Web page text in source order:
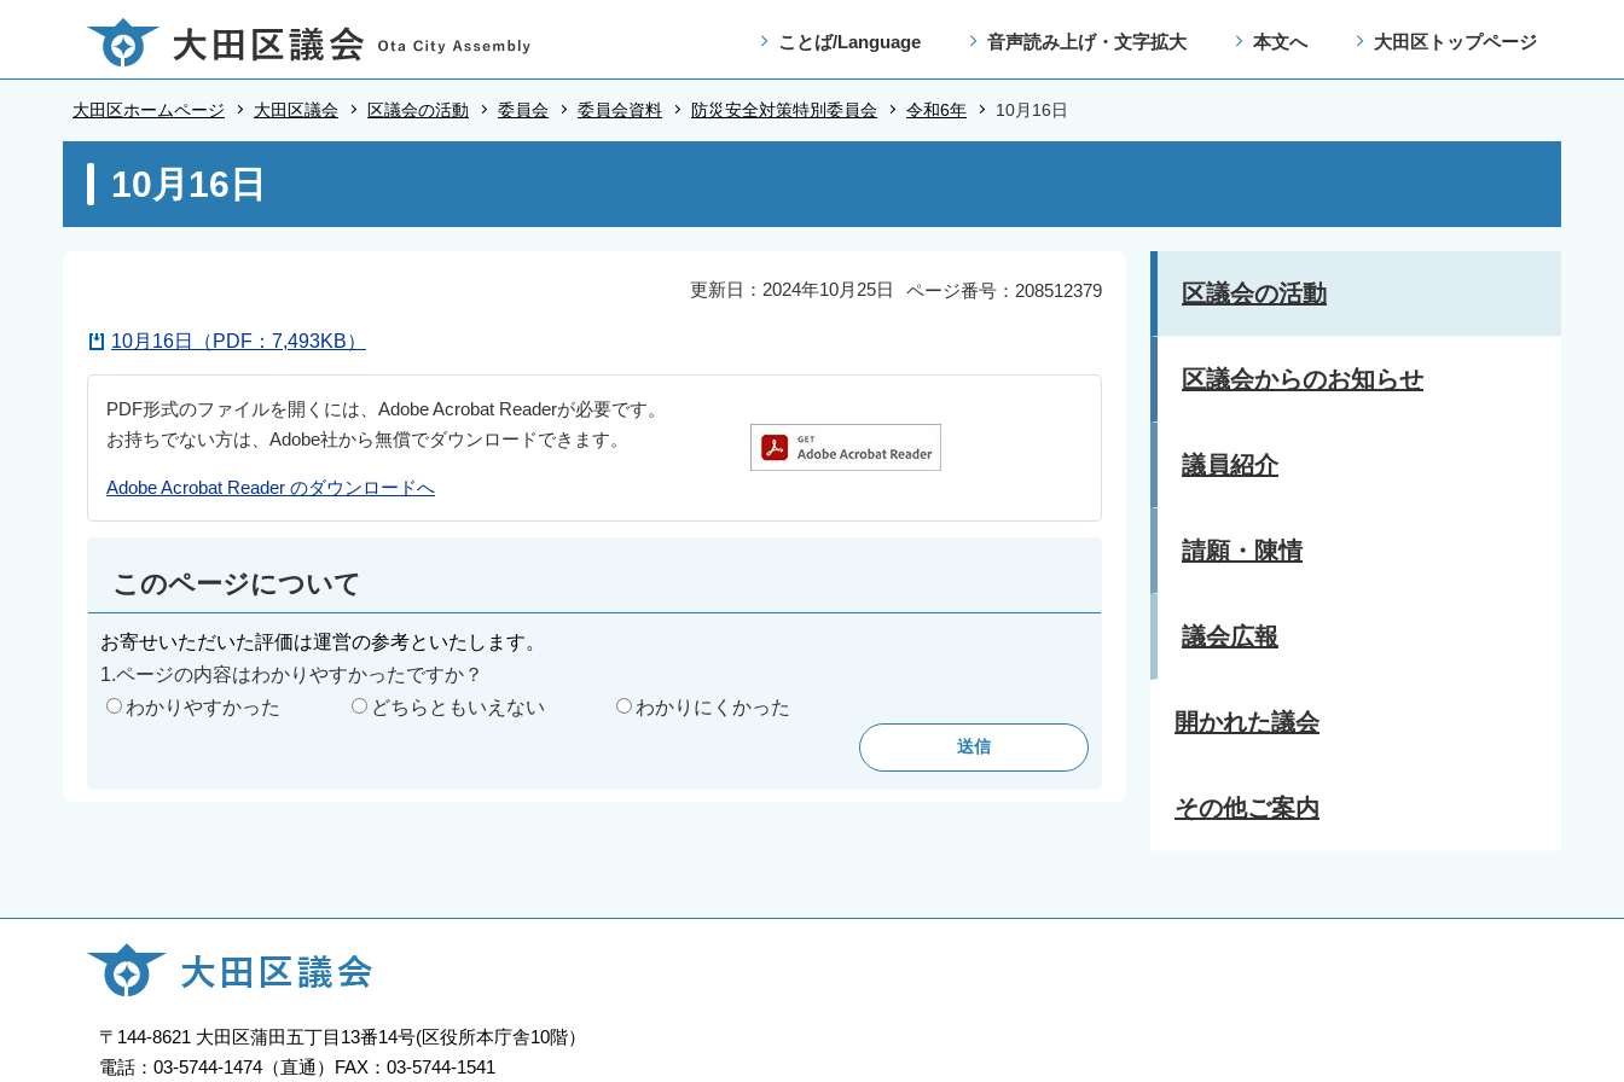
ペ
ことば/Language 音声読み上げ・文字拡大 本文へ 大田区トップページ
大田区ホームページ 大田区議会 区議会の活動 委員会 委員会資料 防災安全対策特別委員会 令和6年 10月16日
こ
10月16日
ページ番号：208512379
更新日：2024年10月25日
10月16日（PDF：7,493KB）
PDF形式のファイルを開くには、Adobe Acrobat Readerが必要です。
お持ちでない方は、Adobe社から無償でダウンロードできます。
Adobe Acrobat Reader のダウンロードへ
このページについて
お寄せいただいた評価は運営の参考といたします。
1.ページの内容はわかりやすかったですか？
わかりやすかった
どちらともいえない わかりにくかった
区議会の活動
区議会からのお知らせ
議員紹介
請願・陳情
議会広報
開かれた議会
その他ご案内
〒144-8621 大田区蒲田五丁目13番14号(区役所本庁舎10階）
電話：03-5744-1474（直通）FAX：03-5744-1541